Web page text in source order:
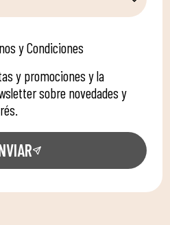
y Condiciones
y promociones y la
sobre novedades y